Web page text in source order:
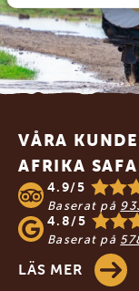
Footer
VÅRA
AFRIKA
4.9/5
Baserat på
4.8/5
Baserat på
LÄS MER